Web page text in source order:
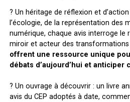
? Un héritage de réflexion et
l’écologie, de la représentation des
numérique, chaque avis interroge le
miroir et acteur des transformations
offrent une ressource unique
débats d’aujourd’hui et anticiper
? Un ouvrage à découvrir : un livre
avis du CEP adoptés à date,